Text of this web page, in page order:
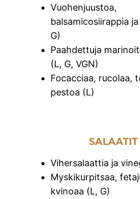
Vuohenjuustoa,
balsamicosiirappia
G)
Paahdettuja
(L, G, VGN)
Focacciaa, rucolaa,
pestoa (L)
SALAATIT
Vihersalaattia ja
Myskikurpitsaa,
kvinoaa (L, G)